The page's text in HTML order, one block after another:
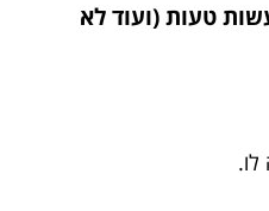
טעות (ועוד לא